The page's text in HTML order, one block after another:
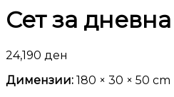
Сет за
24,190 ден
Димензии: 180 × 30 × 50 cm